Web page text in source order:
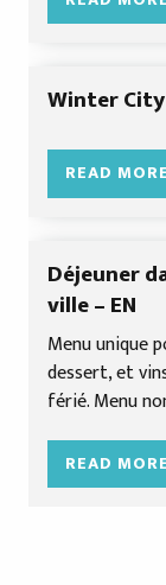
Winter
READ MORE
Déjeuner
ville – EN
Menu unique
dessert, et
férié. Menu
READ MORE